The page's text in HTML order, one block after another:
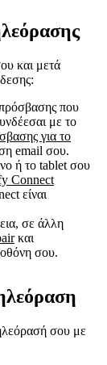
και μετά
που
με το
για το
email σου.
ή το tablet σου
Connect
είναι
σε άλλη
και
σου.
σου με